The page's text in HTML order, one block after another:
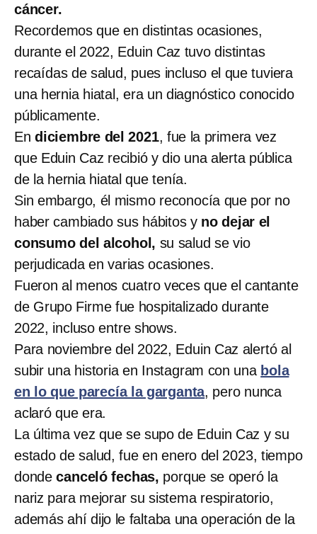
cáncer.
Recordemos que en distintas ocasiones,
durante el 2022, Eduin Caz tuvo distintas
recaídas de salud, pues incluso el que tuviera
una hernia hiatal, era un diagnóstico conocido
públicamente.
En diciembre del 2021, fue la primera vez
que Eduin Caz recibió y dio una alerta pública
de la hernia hiatal que tenía.
Sin embargo, él mismo reconocía que por no
haber cambiado sus hábitos y no dejar el
consumo del alcohol, su salud se vio
perjudicada en varias ocasiones.
Fueron al menos cuatro veces que el cantante
de Grupo Firme fue hospitalizado durante
2022, incluso entre shows.
Para noviembre del 2022, Eduin Caz alertó al
subir una historia en Instagram con una bola
en lo que parecía la garganta, pero nunca
aclaró que era.
La última vez que se supo de Eduin Caz y su
estado de salud, fue en enero del 2023, tiempo
dondecanceló fechas, porque se operó la
nariz para mejorar su sistema respiratorio,
además ahí dijo le faltaba una operación de la